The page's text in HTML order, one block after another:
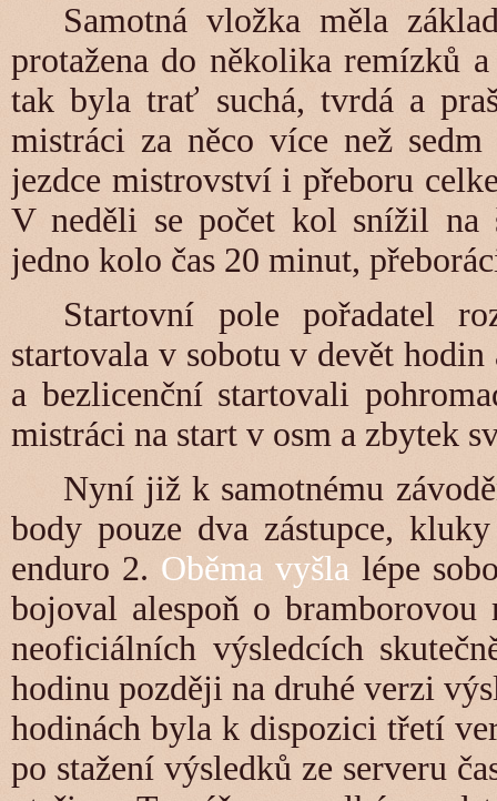
Samotná vložka měla
protažena do několika remízků
tak byla trať suchá, tvrdá a
mistráci za něco více než
jezdce mistrovství i přeboru
V neděli se počet kol snížil na
jedno kolo čas 20 minut,
Startovní pole pořadatel
startovala v sobotu v devět
a bezlicenční startovali
mistráci na start v osm a zbytek
Nyní již k samotnému
body pouze dva zástupce,
enduro 2. Oběma vyšla lépe
bojoval alespoň o
neoficiálních výsledcích
hodinu později na druhé verzi
hodinách byla k dispozici třetí
po stažení výsledků ze serveru